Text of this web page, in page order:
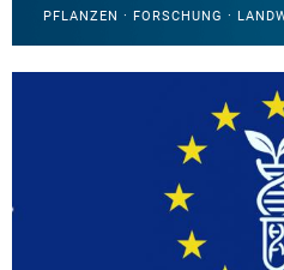
PFLANZEN · FORSCHUNG ·